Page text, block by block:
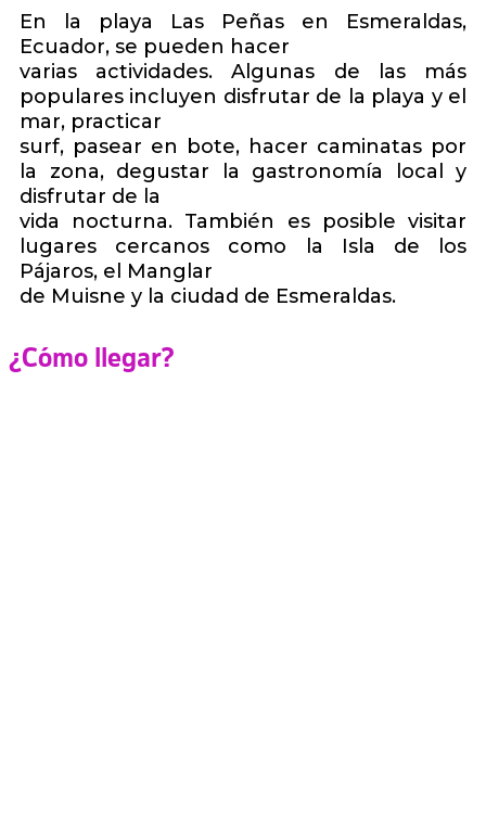
En la playa Las Peñas en Esmeraldas,
Ecuador, se pueden hacer
varias actividades. Algunas de las más
populares incluyen disfrutar de la playa y el
mar, practicar
surf, pasear en bote, hacer caminatas por
la zona, degustar la gastronomía local y
disfrutar de la
vida nocturna. También es posible visitar
lugares cercanos como la Isla de los
Pájaros, el Manglar
de Muisne y la ciudad de Esmeraldas.
¿Cómo llegar?